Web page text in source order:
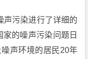
声污染进行了详细的
的噪声污染问题日
声环境的居民20年